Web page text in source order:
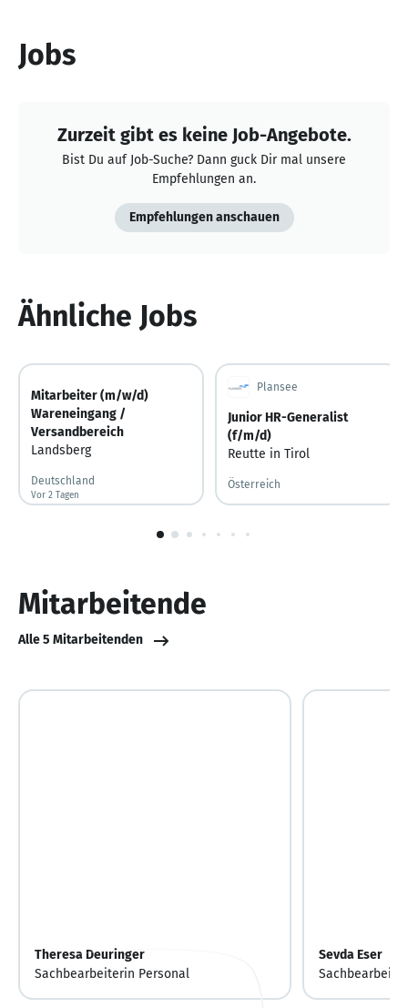
Jobs
Zurzeit gibt es keine Job-Angebote.
Bist Du auf Job-Suche? Dann guck Dir mal unsere
Empfehlungen an.
Empfehlungen anschauen
Ähnliche Jobs
Mitarbeiter (m/w/d)
Wareneingang /
Versandbereich
Landsberg
Deutschland
Vor 2 Tagen
Vor 2 Tagen veröffentlicht
Plansee
Junior HR-Generalist
(f/m/d)
Reutte in Tirol
Österreich
1
Mitarbeitende
Alle 5 Mitarbeitenden
Theresa Deuringer
Sachbearbeiterin Personal
Sevda Eser